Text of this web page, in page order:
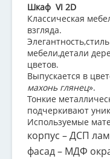
Шкаф VI 2D
Классическая
взгляда.
мебели,детали
цветов.
Выпускается в
махонь глянец».
Тонкие
подчеркивают
Используемые
корпус – ДСП
фасад – МДФ